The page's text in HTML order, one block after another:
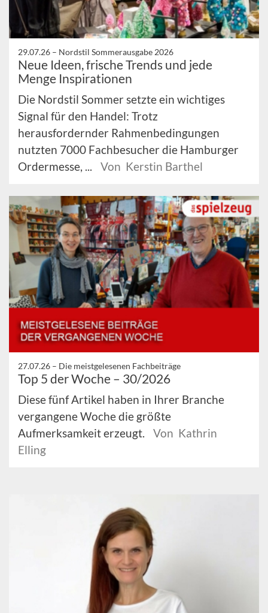
29.07.26 – Nordstil Sommerausgabe 2026
Neue Ideen, frische Trends und jede
Menge Inspirationen
Die Nordstil Sommer setzte ein wichtiges
Signal für den Handel: Trotz
herausfordernder Rahmenbedingungen
nutzten 7000 Fachbesucher die Hamburger
Ordermesse, ...
Von Kerstin Barthel
27.07.26 – Die meistgelesenen Fachbeiträge
Top 5 der Woche – 30/2026
Diese fünf Artikel haben in Ihrer Branche
vergangene Woche die größte
Aufmerksamkeit erzeugt.
Von Kathrin
Elling